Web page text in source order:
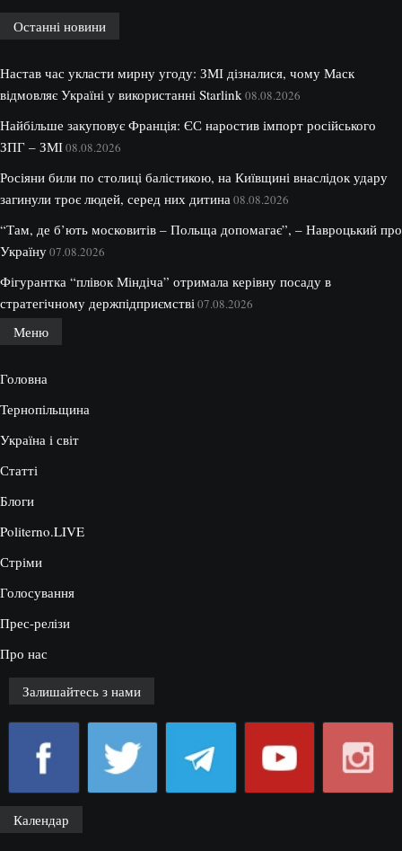
Останні новини
Настав час укласти мирну угоду: ЗМІ дізналися, чому Маск
відмовляє Україні у використанні Starlink 08.08.2026
Найбільше закуповує Франція: ЄС наростив імпорт російського
ЗПГ – ЗМІ08.08.2026
Росіяни били по столиці балістикою, на Київщині внаслідок удару
загинули троє людей, серед них дитина 08.08.2026
“Там, де б’ють московитів – Польща допомагає”, – Навроцький про
Україну07.08.2026
Фігурантка “плівок Міндіча” отримала керівну посаду в
стратегічному держпідприємстві 07.08.2026
Меню
Головна
Тернопільщина
Україна і світ
Статті
Блоги
Politerno.LIVE
Стріми
Голосування
Прес-релізи
Про нас
Залишайтесь з нами
Календар